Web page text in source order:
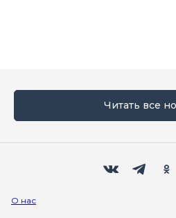
Читать все
О нас